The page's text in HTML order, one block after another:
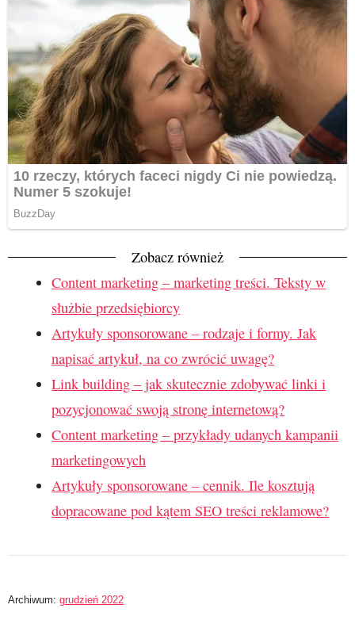
Zobacz również
Content marketing – marketing treści. Teksty w
służbie przedsiębiorcy
Artykuły sponsorowane – rodzaje i formy. Jak
napisać artykuł, na co zwrócić uwagę?
Link building – jak skutecznie zdobywać linki i
pozycjonować swoją stronę internetową?
Content marketing – przykłady udanych kampanii
marketingowych
Artykuły sponsorowane – cennik. Ile kosztują
dopracowane pod kątem SEO treści reklamowe?
Archiwum: grudzień 2022